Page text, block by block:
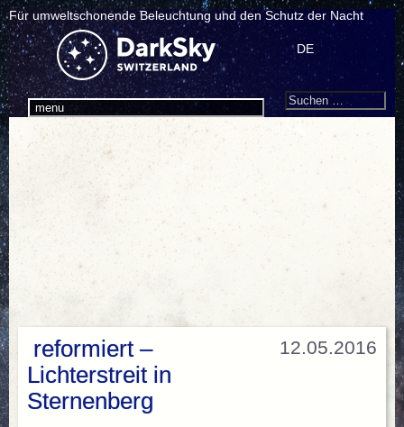
Für umweltschonende Beleuchtung und den Schutz der Nacht
menu
DE
Search
Suchen
12.05.2016
reformiert –
Lichterstreit in
Sternenberg